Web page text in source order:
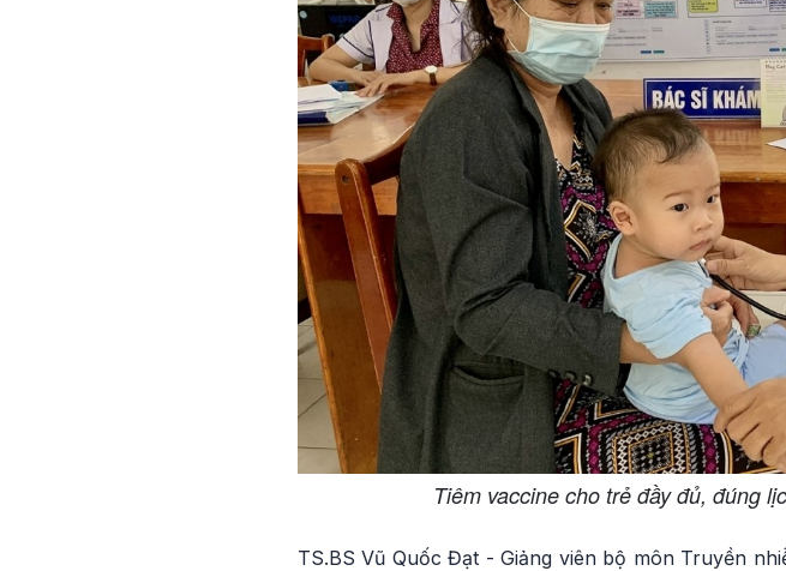
Tiêm vaccine cho trẻ đầy đủ, đúng
TS.BS Vũ Quốc Đạt - Giảng viên bộ môn Truyền